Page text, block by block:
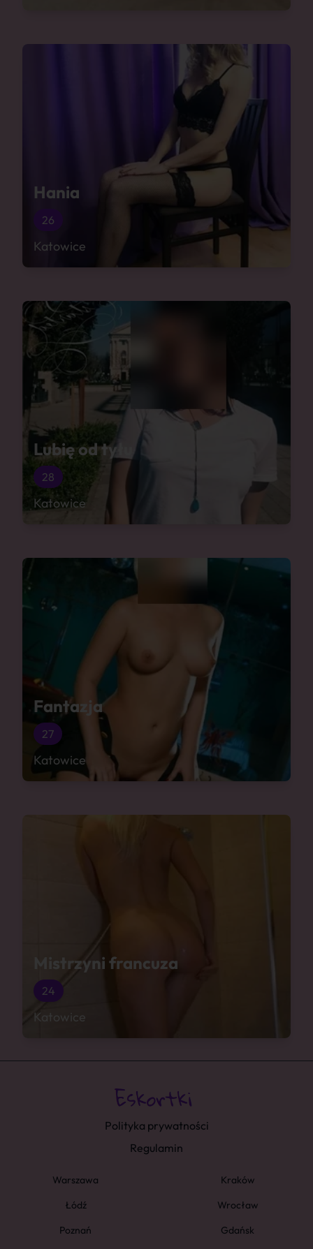
Hania
26
Katowice
Lubię od tyłu
28
Katowice
Fantazja
27
Katowice
Mistrzyni francuza
24
Katowice
Polityka prywatności
Regulamin
Warszawa
Kraków
Łódź
Wrocław
Poznań
Gdańsk